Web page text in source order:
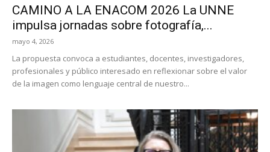
CAMINO A LA ENACOM 2026 La UNNE
impulsa jornadas sobre fotografía,...
mayo 4, 2026
La propuesta convoca a estudiantes, docentes, investigadores,
profesionales y público interesado en reflexionar sobre el valor
de la imagen como lenguaje central de nuestro...